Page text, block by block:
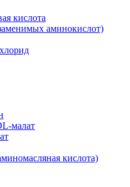
кислота
аминокислот)
малат
кислота)